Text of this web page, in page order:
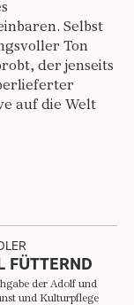
Selbst
Ton
der jenseits
auf die Welt
FÜTTERND
der Adolf und
und Kulturpflege